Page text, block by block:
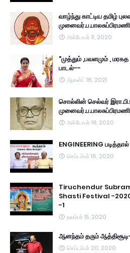
வாழ்ந்து காட்டிய தமிழ்
அக்டோபர் 11, 2020
"முத்தும் ,பவளமும் ,
பாடல்--
ஆகஸ்ட் 16, 2021
சொல்லின் செல்வர்
அக்டோபர் 18, 2020
ENGINEERING
செப்டம்பர் 16, 2020
Tiruchendur
Shasti Festival -
-1
நவம்பர் 15, 2020
ஆனந்தம் தரும்
செப்டம்பர் 20, 2020